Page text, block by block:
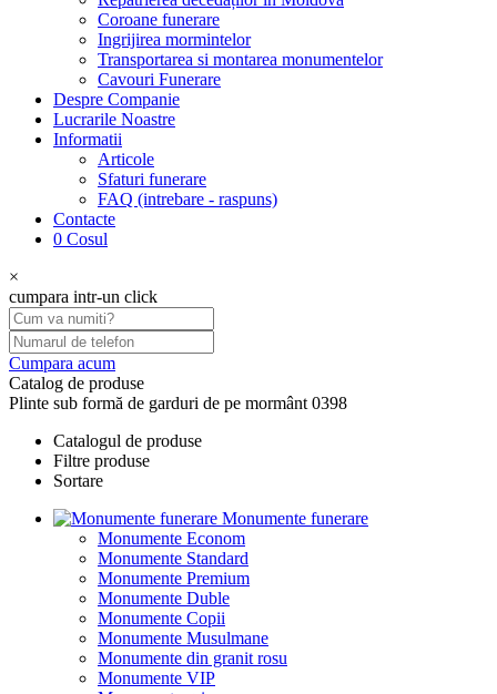
Coroane funerare
Ingrijirea mormintelor
Transportarea si montarea monumentelor
Cavouri Funerare
Despre Companie
Lucrarile Noastre
Informatii
Articole
Sfaturi funerare
FAQ (intrebare - raspuns)
Contacte
0 Cosul
×
cumpara intr-un click
Cumpara acum
Catalog de produse
Plinte sub formă de garduri de pe mormânt 0398
Catalogul de produse
Filtre produse
Sortare
Monumente funerare
Monumente Econom
Monumente Standard
Monumente Premium
Monumente Duble
Monumente Copii
Monumente Musulmane
Monumente din granit rosu
Monumente VIP